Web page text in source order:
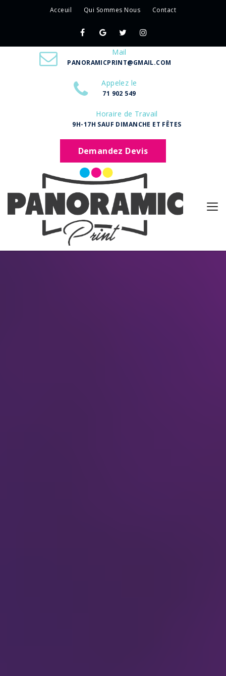
Acceuil Qui Sommes Nous Contact
Mail
PANORAMICPRINT@GMAIL.COM
Appelez le
71 902 549
Horaire de Travail
9H-17H SAUF DIMANCHE ET FÊTES
Demandez Devis